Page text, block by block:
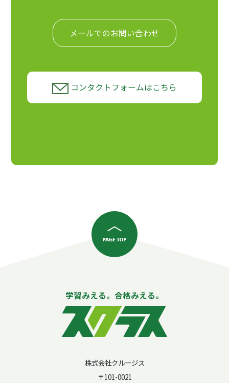
メールでのお問い合わせ
コンタクトフォームはこちら
学習みえる。合格みえる。
株式会社クルージス
〒101-0021